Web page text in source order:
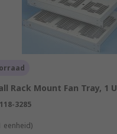
Rack Mount Fan Tray, 1 U
118-3285
eenheid)